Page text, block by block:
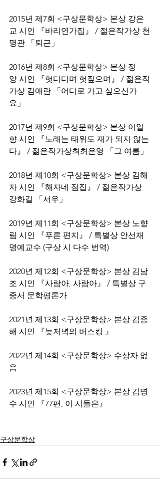
2015년 제7회 <구상문학상> 본상 강은
교 시인 『바리연가집』 / 젊은작가상 천
명관 「퇴근」
2016년 제8회 <구상문학상> 본상 정
양 시인 『헛디디며 헛짚으며』 / 젊은작
가상 김애란 「어디로 가고 싶으신가
요」
2017년 제9회 <구상문학상> 본상 이일
향 시인 『노래는 태워도 재가 되지 않는
다』 / 젊은작가상츼최은영 「그 여름」
2018년 제10회 <구상문학상> 본상 김해
자 시인 『해자네 점집』 / 젊은작가상
강화길 「서우」
2019년 제11회 <구상문학상> 본상 노향
림 시인 『푸른 편지』 / 특별상 안선재
명예교수 (구상 시 다수 번역)
2020년 제12회 <구상문학상> 본상 김남
조 시인 『사람아, 사람아』 / 특별상 구
중서 문학평론가
2021년 제13회 <구상문학상> 본상 김종
해 시인 『늦저녁의 버스킹 』
2022년 제14회 <구상문학상> 수상자 없
음
2023년 제15회 <구상문학상> 본상 김명
수 시인 『77편, 이 시들은』
구상문학상